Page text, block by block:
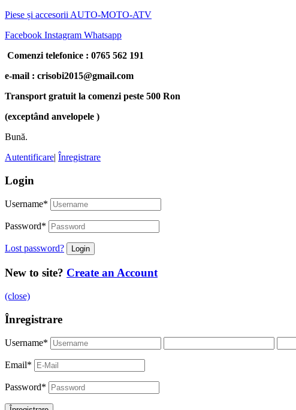
Piese și accesorii AUTO-MOTO-ATV
Facebook Instagram Whatsapp
Comenzi telefonice : 0765 562 191
e-mail : crisobi2015@gmail.com
Transport gratuit la comenzi peste 500 Ron
(exceptând anvelopele )
Bună.
Autentificare| Înregistrare
Login
Username*
Password*
Lost password?
New to site? Create an Account
(close)
Înregistrare
Username*
Email*
Password*